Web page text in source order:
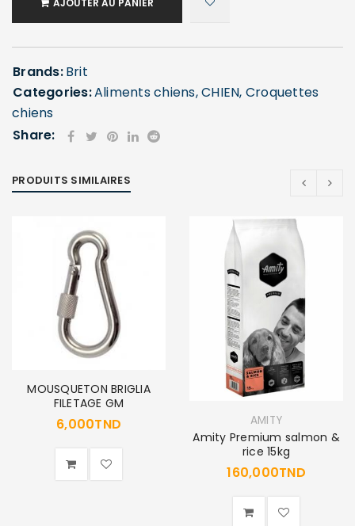
AJOUTER AU PANIER
Brands:Brit
Categories:Aliments chiens,CHIEN, Croquettes
chiens
Share:
PRODUITS SIMILAIRES
MOUSQUETON BRIGLIA
FILETAGE GM
6,000TND AMITY
Amity Premium salmon &
rice 15kg
160,000TND